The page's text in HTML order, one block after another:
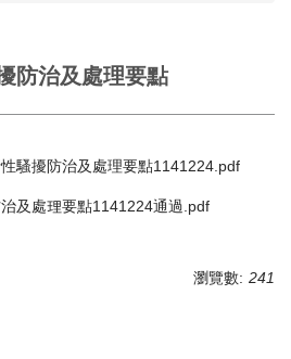
防治及處理要點
騷擾防治及處理要點1141224.pdf
及處理要點1141224通過.pdf
瀏覽數: 241